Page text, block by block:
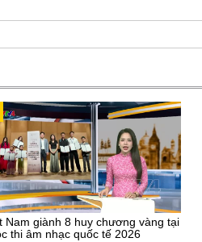
Nam giành 8 huy chương vàng tại
thi âm nhạc quốc tế 2026